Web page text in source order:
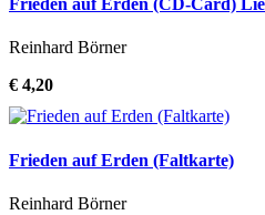
Frieden auf Erden (CD-Card)
Reinhard Börner
€ 4,20
Frieden auf Erden (Faltkarte)
Reinhard Börner